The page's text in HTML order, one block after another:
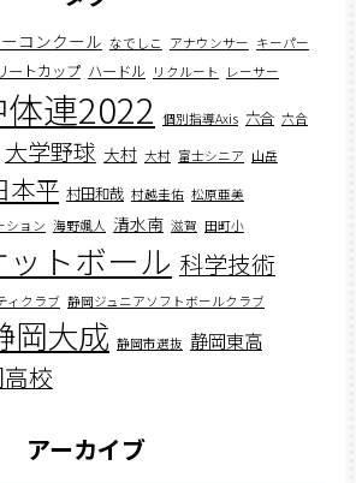
コンクール なでしこ アナウンサー キーパー
ートカップ ハードル リクルート レーサー
体連2022 個別指導Axis 六合 六合
大学野球 大村 大村 富士シニア 山岳
本平 村田和哉 村越圭佑 松原亜美
ション 海野颯人 清水南 滋賀 田町小
トボール 科学技術
ィクラブ 静岡ジュニアソフトボールクラブ
岡大成 静岡市選抜 静岡東高
校
アーカイブ